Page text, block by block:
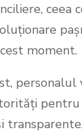
ceea
moment.
personalul
pentru